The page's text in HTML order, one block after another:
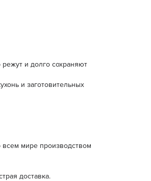
и долго сохраняют
и заготовительных
всем мире производством
доставка.